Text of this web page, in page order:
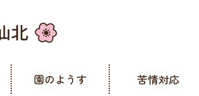
園のようす 苦情対応